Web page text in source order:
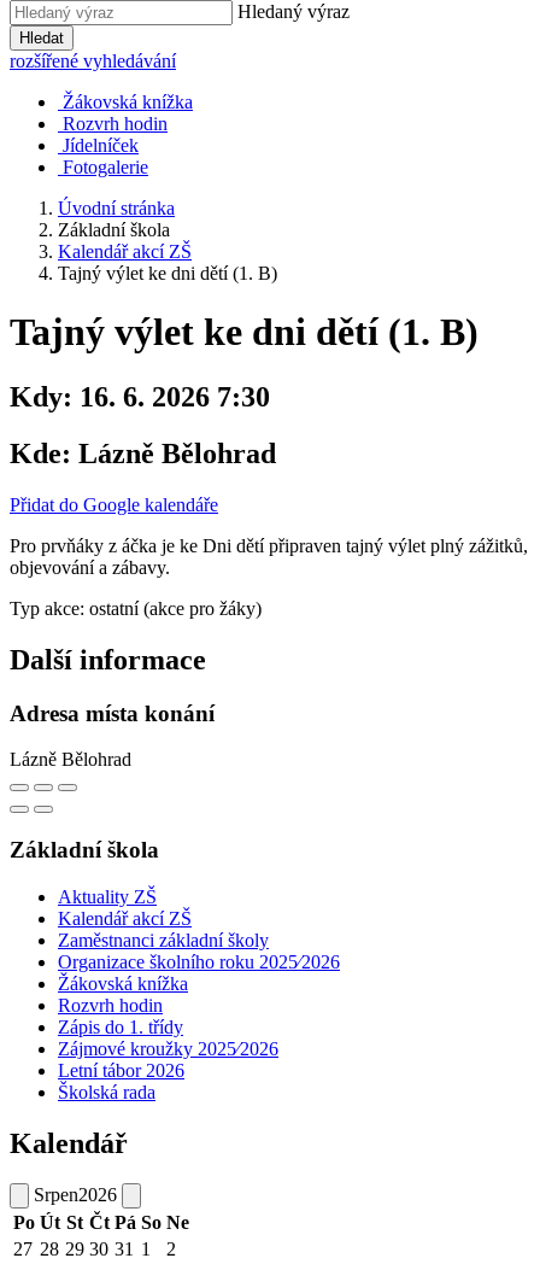
Hledaný výraz
Hledat
rozšířené vyhledávání
Žákovská knížka
Rozvrh hodin
Jídelníček
Fotogalerie
Úvodní stránka
Základní škola
Kalendář akcí ZŠ
Tajný výlet ke dni dětí (1. B)
Tajný výlet ke dni dětí (1. B)
Kdy: 16. 6. 2026 7:30
Kde: Lázně Bělohrad
Přidat do Google kalendáře
Pro prvňáky z áčka je ke Dni dětí připraven tajný výlet plný zážitků,
objevování a zábavy.
Typ akce: ostatní (akce pro žáky)
Další informace
Adresa místa konání
Lázně Bělohrad
Základní škola
Aktuality ZŠ
Kalendář akcí ZŠ
Zaměstnanci základní školy
Organizace školního roku 2025⁄2026
Žákovská knížka
Rozvrh hodin
Zápis do 1. třídy
Zájmové kroužky 2025⁄2026
Letní tábor 2026
Školská rada
Kalendář
Srpen2026
Po Út St Čt Pá So Ne
27 28 29 30 31 1
2